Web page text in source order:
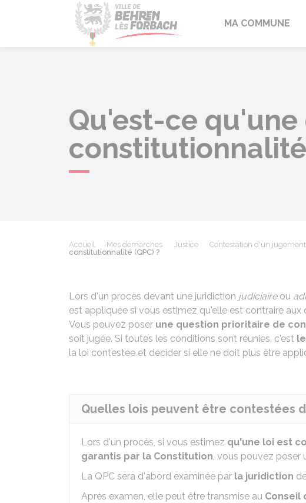
Behren-lès-Forbach
MA COMMUNE
Qu'est-ce
constitutionnalité
Accueil Mes démarches Justice Contestation d'un jugement
constitutionnalité (QPC) ?
Lors d'un procès devant une juridiction judiciaireou
est appliquée si vous estimez qu'elle est contraire
Vous pouvez poser une question prioritaire de
soit jugée. Si toutes les conditions sont réunies, c'est
la loi contestée et décider si elle ne doit plus être
Quelles lois peuvent être contestées
Lors d'un procès, si vous estimez qu'une loi est
garantis par la Constitution, vous pouvez poser
La QPC sera d'abord examinée par la juridiction
Après examen, elle peut être transmise au Conseil